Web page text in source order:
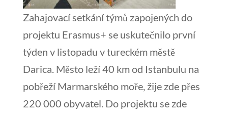
Zahajovací setkání týmů zapojených do
projektu Erasmus+ se uskutečnilo první
týden v listopadu v tureckém městě
Darica. Město leží 40 km od Istanbulu na
pobřeží Marmarského moře, žije zde přes
220 000 obyvatel. Do projektu se zde